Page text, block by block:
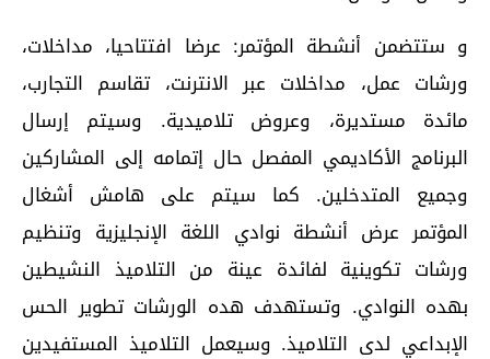
و ستتضمن أنشطة المؤتمر: عرضا افتتاحيا، مداخلات،
ورشات عمل، مداخلات عبر الانترنت، تقاسم التجارب،
مائدة مستديرة، وعروض تلاميدية. وسيتم إرسال
البرنامج الأكاديمي المفصل حال إتمامه إلى المشاركين
وجميع المتدخلين. كما سيتم على هامش أشغال
المؤتمر عرض أنشطة نوادي اللغة الإنجليزية وتنظيم
ورشات تكوينية لفائدة عينة من التلاميذ النشيطين
بهده النوادي. وتستهدف هده الورشات تطوير الحس
الإبداعي لدى التلاميذ. وسيعمل التلاميذ المستفيدين